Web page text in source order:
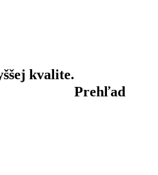
kvalite.
Prehľad